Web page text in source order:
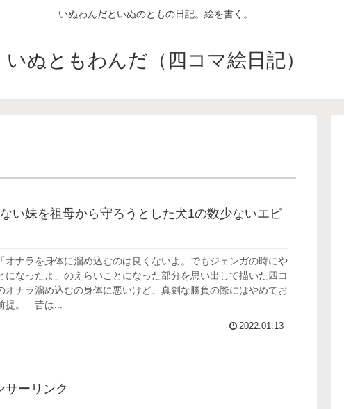
いぬわんだといぬのともの日記。絵を書く。
いぬともわんだ（四コマ絵日記）
い妹を祖母から守ろうとした犬1の数少ないエピ
オナラを身体に溜め込むのは良くないよ。でもジェンガの時にや
になったよ」のえらいことになった部分を思い出して描いた四コ
オナラ溜め込むの身体に悪いけど、真剣な勝負の際にはやめてお
提。 昔は...
2022.01.13
サーリンク